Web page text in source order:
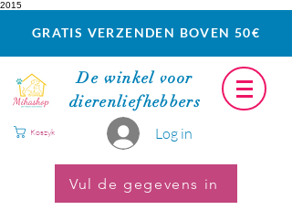
2015
GRATIS VERZENDEN BOVEN 50€
De winkel voor
dierenliefhebbers
Log in
Koszyk
Vul de gegevens in